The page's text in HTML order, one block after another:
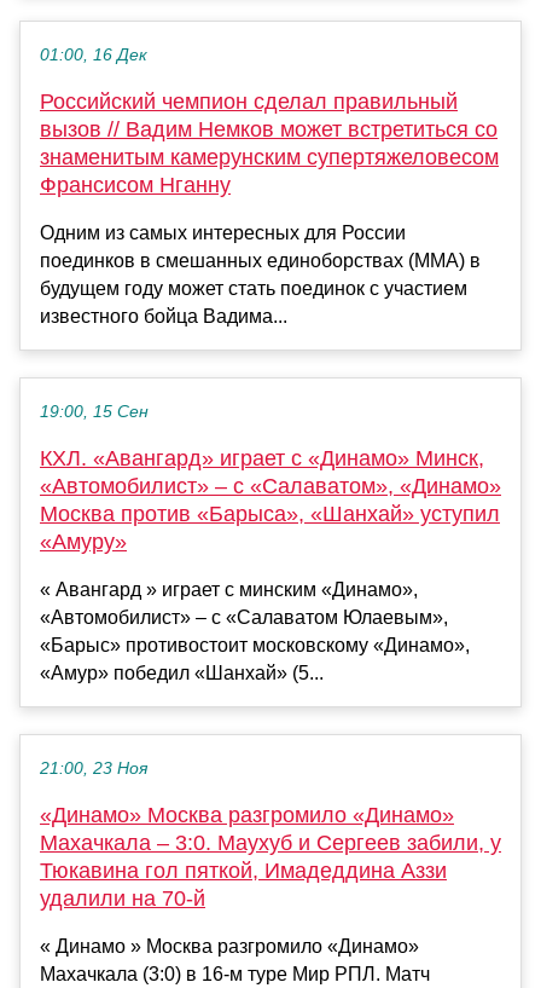
01:00, 16 Дек
Российский чемпион сделал правильный
вызов // Вадим Немков может встретиться со
знаменитым камерунским супертяжеловесом
Франсисом Нганну
Одним из самых интересных для России
поединков в смешанных единоборствах (MMA) в
будущем году может стать поединок с участием
известного бойца Вадима...
19:00, 15 Сен
КХЛ. «Авангард» играет с «Динамо» Минск,
«Автомобилист» – с «Салаватом», «Динамо»
Москва против «Барыса», «Шанхай» уступил
«Амуру»
« Авангард » играет с минским «Динамо»,
«Автомобилист» – с «Салаватом Юлаевым»,
«Барыс» противостоит московскому «Динамо»,
«Амур» победил «Шанхай» (5...
21:00, 23 Ноя
«Динамо» Москва разгромило «Динамо»
Махачкала – 3:0. Маухуб и Сергеев забили, у
Тюкавина гол пяткой, Имадеддина Аззи
удалили на 70-й
« Динамо » Москва разгромило «Динамо»
Махачкала (3:0) в 16-м туре Мир РПЛ. Матч